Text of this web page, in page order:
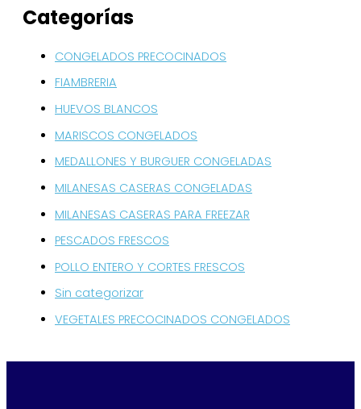
Categorías
CONGELADOS PRECOCINADOS
FIAMBRERIA
HUEVOS BLANCOS
MARISCOS CONGELADOS
MEDALLONES Y BURGUER CONGELADAS
MILANESAS CASERAS CONGELADAS
MILANESAS CASERAS PARA FREEZAR
PESCADOS FRESCOS
POLLO ENTERO Y CORTES FRESCOS
Sin categorizar
VEGETALES PRECOCINADOS CONGELADOS